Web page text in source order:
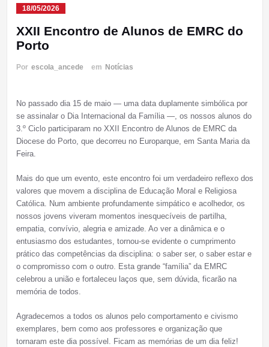
18/05/2026
XXII Encontro de Alunos de EMRC do
Porto
Por escola_ancede em Notícias
No passado dia 15 de maio — uma data duplamente simbólica por
se assinalar o Dia Internacional da Família —, os nossos alunos do
3.º Ciclo participaram no XXII Encontro de Alunos de EMRC da
Diocese do Porto, que decorreu no Europarque, em Santa Maria da
Feira.
Mais do que um evento, este encontro foi um verdadeiro reflexo dos
valores que movem a disciplina de Educação Moral e Religiosa
Católica. Num ambiente profundamente simpático e acolhedor, os
nossos jovens viveram momentos inesquecíveis de partilha,
empatia, convívio, alegria e amizade. Ao ver a dinâmica e o
entusiasmo dos estudantes, tornou-se evidente o cumprimento
prático das competências da disciplina: o saber ser, o saber estar e
o compromisso com o outro. Esta grande “família” da EMRC
celebrou a união e fortaleceu laços que, sem dúvida, ficarão na
memória de todos.
Agradecemos a todos os alunos pelo comportamento e civismo
exemplares, bem como aos professores e organização que
tornaram este dia possível. Ficam as memórias de um dia feliz!